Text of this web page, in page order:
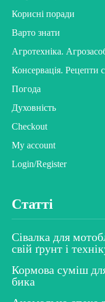
Корисні поради
Варто знати
Агротехніка.
Консервація. Рецепти
Погода
Духовність
Checkout
My account
Login/Register
Статті
Сівалка для
свій ґрунт і
Кормова суміш
бика